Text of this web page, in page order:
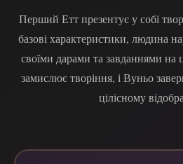
Перший Етт презентує у собі
базові характеристики, людина
своїми дарами та завданнями
замислює творіння, і Вуньо
цілісному